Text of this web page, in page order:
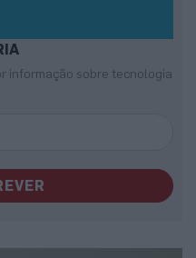
informação sobre tecnologia